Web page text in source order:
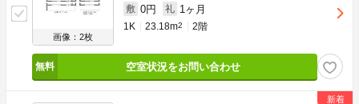
画像：2枚
敷 0円 礼 1ヶ月
1K 23.18m2 2階
空室状況をお問い合わせ